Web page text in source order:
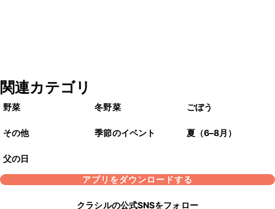
関連カテゴリ
野菜 冬野菜 ごぼう
その他 季節のイベント 夏（6–8月）
父の日
アプリをダウンロードする
クラシルの公式SNSをフォロー